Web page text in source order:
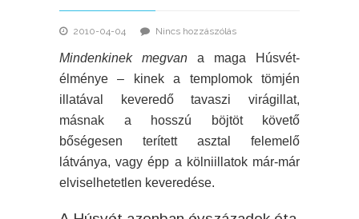
2010-04-04 Nincs hozzászólás
Mindenkinek megvan a maga Húsvét-
élménye – kinek a templomok tömjén
illatával keveredő tavaszi virágillat,
másnak a hosszú böjtöt követő
bőségesen terített asztal felemelő
látványa, vagy épp a kölniillatok már-már
elviselhetetlen keveredése.